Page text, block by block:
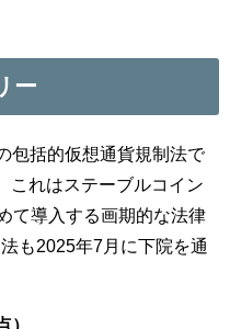
ー
包括的仮想通貨規制法で
これはステーブルコイン
て導入する画期的な法律
も2025年7月に下院を通
）